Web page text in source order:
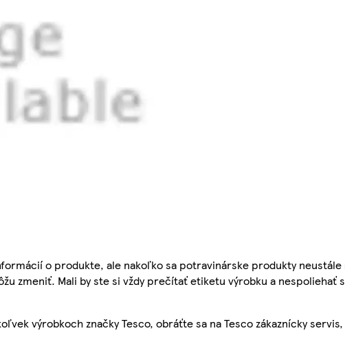
o produkte, ale nakoľko sa potravinárske produkty neustále
zmeniť. Mali by ste si vždy prečítať etiketu výrobku a nespoliehať
výrobkoch značky Tesco, obráťte sa na Tesco zákaznícky